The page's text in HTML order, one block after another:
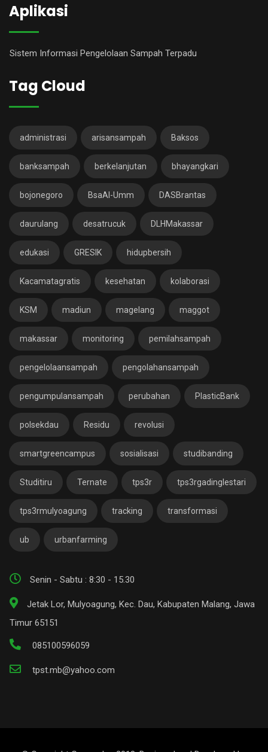
Aplikasi
Sistem Informasi Pengelolaan Sampah Terpadu
Tag Cloud
administrasi arisansampah Baksos
banksampah berkelanjutan bhayangkari
bojonegoro BsaAl-Umm DASBrantas
daurulang desatrucuk DLHMakassar
edukasi GRESIK hidupbersih
Kacamatagratis kesehatan kolaborasi
KSM madiun magelang maggot
makassar monitoring pemilahsampah
pengelolaansampah pengolahansampah
pengumpulansampah perubahan PlasticBank
polsekdau Residu revolusi
smartgreencampus sosialisasi studibanding
Studitiru Ternate tps3r tps3rgadinglestari
tps3rmulyoagung tracking transformasi
ub urbanfarming
Senin - Sabtu : 8:30 - 15.30
Jetak Lor, Mulyoagung, Kec. Dau, Kabupaten Malang, Jawa
Timur 65151
085100596059
tpst.mb@yahoo.com